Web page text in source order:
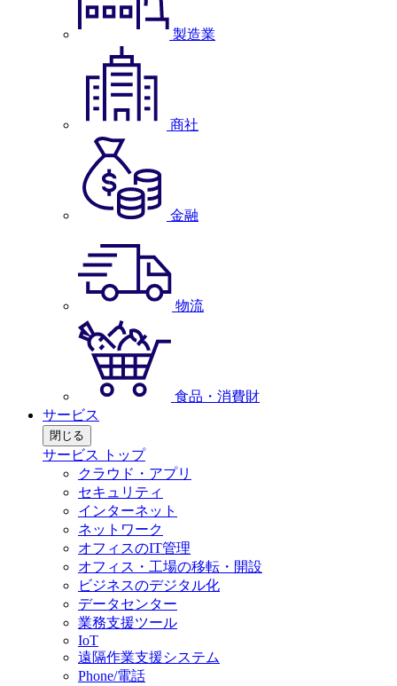
製造業
商社
金融
物流
食品・消費財
サービス
閉じる
サービス トップ
クラウド・アプリ
セキュリティ
インターネット
ネットワーク
オフィスのIT管理
オフィス・工場の移転・開設
ビジネスのデジタル化
データセンター
業務支援ツール
IoT
遠隔作業支援システム
Phone/電話